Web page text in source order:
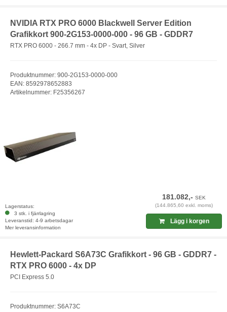
NVIDIA RTX PRO 6000 Blackwell Server Edition
Grafikkort 900-2G153-0000-000 - 96 GB - GDDR7
RTX PRO 6000 - 266.7 mm - 4x DP - Svart, Silver
Produktnummer: 900-2G153-0000-000
EAN: 8592978652883
Artikelnummer: F25356267
Lagerstatus:
3 stk. i fjärrlagring
Leveranstid: 4-9 arbetsdagar
Mer leveransinformation
181.082,-SEK
(144.865,60 exkl. moms)
Lägg i korgen
Hewlett-Packard S6A73C Grafikkort - 96 GB - GDDR7 -
RTX PRO 6000 - 4x DP
PCI Express 5.0
Produktnummer: S6A73C